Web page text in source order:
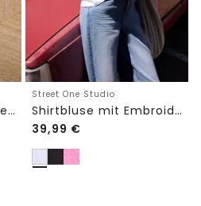
Basic Shirt mit Boat Neck und Elastikbund
Street One Studio
Shirtbluse mit Embroidery-Front
39,99 €